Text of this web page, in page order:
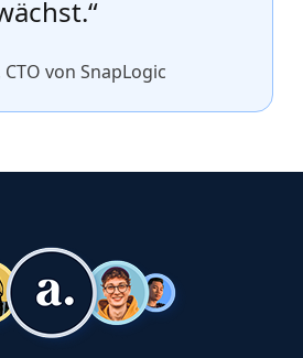
CTO von SnapLogic